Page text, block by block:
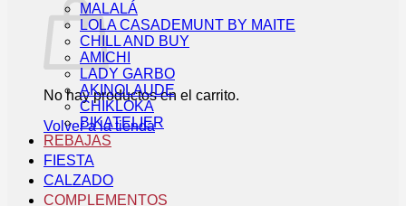
No hay productos en el carrito.
Volver a la tienda
MALALÁ
LOLA CASADEMUNT BY MAITE
CHILL AND BUY
AMICHI
LADY GARBO
AKINOLAUDE
CHIKLOKA
BIKATELIER
REBAJAS
FIESTA
CALZADO
COMPLEMENTOS